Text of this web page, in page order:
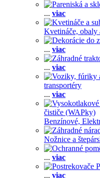
... viac
Kvetináče, obaly
... viac
... viac
transportéry
... viac
čističe (WAPky)
Benzínové,
Nožnice a
... viac
... viac